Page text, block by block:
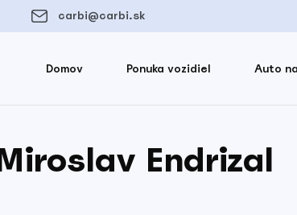
carbi@carbi.sk
Domov Ponuka vozidiel Auto
Endrizal